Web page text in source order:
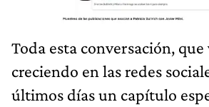
Toda esta conversación, que
creciendo en las redes
últimos días un capítulo